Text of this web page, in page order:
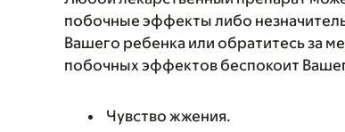
побочные эффекты либо
Вашего ребенка или обратитесь за
побочных эффектов беспокоит
Чувство жжения.